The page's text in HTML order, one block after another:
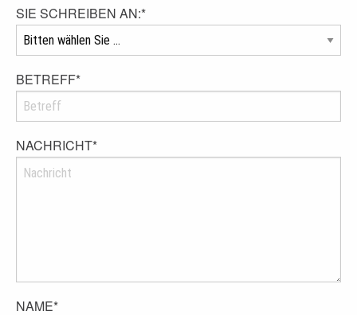
SIE SCHREIBEN AN:*
BETREFF*
NACHRICHT*
NAME*